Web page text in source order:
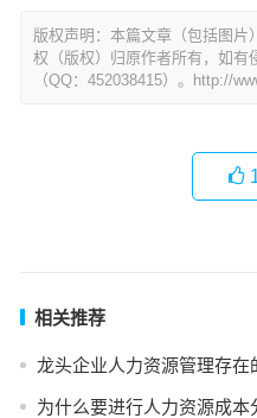
版权声明：本篇文章（包括图片
权（版权）归原作者所有，如有
（QQ：452038415）。http://
相关推荐
龙头企业人力资源管理存在
为什么要进行人力资源成本